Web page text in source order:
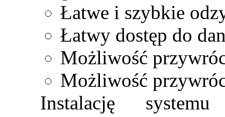
Łatwe i szybkie
Łatwy dostęp do
Możliwość
Możliwość
Instalację